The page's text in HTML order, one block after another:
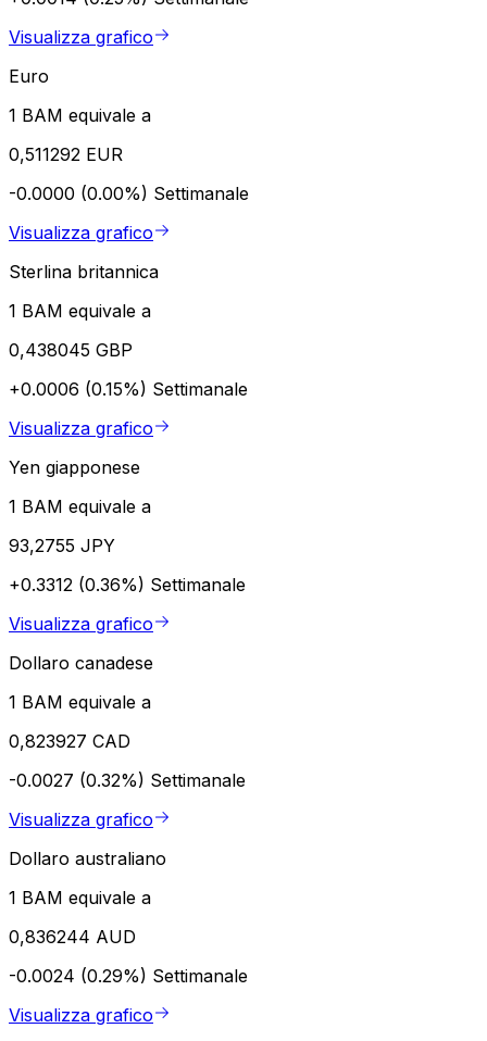
Visualizza grafico
Euro
1 BAM equivale a
0,511292 EUR
-0.0000 (0.00%) Settimanale
Visualizza grafico
Sterlina britannica
1 BAM equivale a
0,438045 GBP
+0.0006 (0.15%) Settimanale
Visualizza grafico
Yen giapponese
1 BAM equivale a
93,2755 JPY
+0.3312 (0.36%) Settimanale
Visualizza grafico
Dollaro canadese
1 BAM equivale a
0,823927 CAD
-0.0027 (0.32%) Settimanale
Visualizza grafico
Dollaro australiano
1 BAM equivale a
0,836244 AUD
-0.0024 (0.29%) Settimanale
Visualizza grafico